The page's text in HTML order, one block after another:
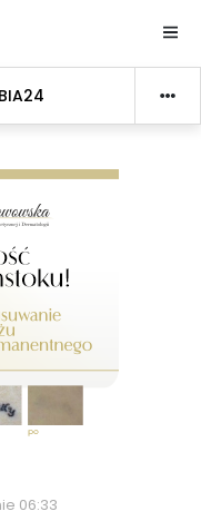
06:33